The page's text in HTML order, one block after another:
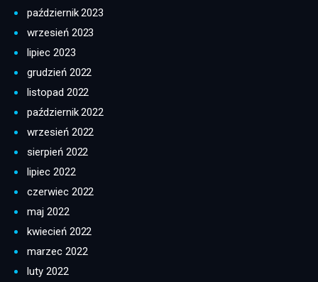
październik 2023
wrzesień 2023
lipiec 2023
grudzień 2022
listopad 2022
październik 2022
wrzesień 2022
sierpień 2022
lipiec 2022
czerwiec 2022
maj 2022
kwiecień 2022
marzec 2022
luty 2022